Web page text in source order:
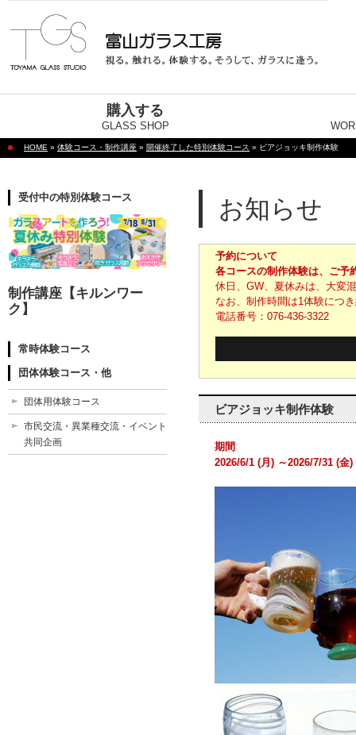
購入する
GLASS SHOP
HOME » 体験コース・制作講座 » 開催終了した特別体験コース » ビアジョッキ制作体験
お知らせ
予約について
各コースの制作体験は、ご予
休日、GW、夏休みは、大変
なお、制作時間は1体験につ
電話番号：076-436-3322
ビアジョッキ制作体験
期間
2026/6/1 (月) ～2026/7/31 (
受付中の特別体験コース
制作講座【キルンワー
ク】
常時体験コース
団体体験コース・他
団体用体験コース
市民交流・異業種交流・イベント
共同企画